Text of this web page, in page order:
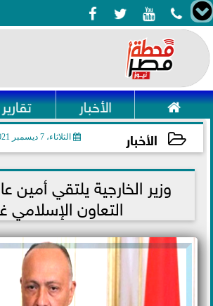
   
 الأخبار تقارير
الأخبار الثلاثاء، 7 ديسمبر 2021
2021-12-07 23:20:45وزير الخارجية يلتقي
التعاون الإسلامي